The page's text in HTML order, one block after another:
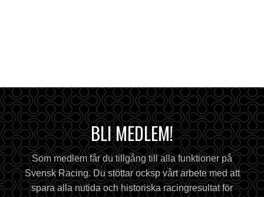
BLI MEDLEM!
Som medlem får du tillgång till alla funktioner på
Svensk Racing. Du stöttar ocksp vårt arbete med att
spara alla nutida och historiska racingresultat för